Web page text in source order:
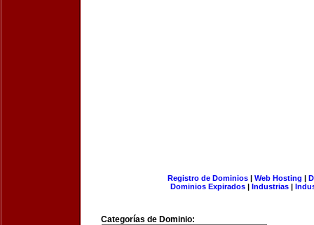
Registro de Dominios| Web Hosting |
Dominios Expirados | Industrias |
Categorías de Dominio: